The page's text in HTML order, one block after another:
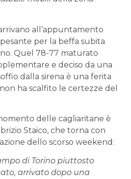
all’appuntamento
per la beffa subita
Quel 78-77 maturato
e deciso da una
dalla sirena è una ferita
ha scalfito le certezze del
delle cagliaritane è
Staico, che torna con
dello scorso weekend:
di Torino piuttosto
arrivato dopo una